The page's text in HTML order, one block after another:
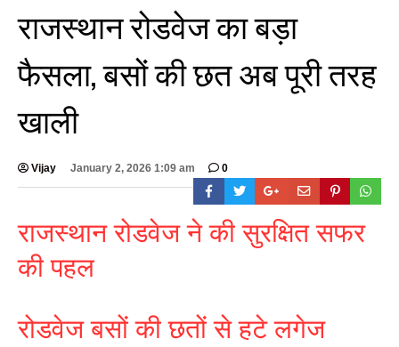
राजस्थान रोडवेज का बड़ा
फैसला, बसों की छत अब पूरी तरह
खाली
Vijay January 2, 2026 1:09 am 0
राजस्थान रोडवेज ने की सुरक्षित सफर
की पहल
रोडवेज बसों की छतों से हटे लगेज